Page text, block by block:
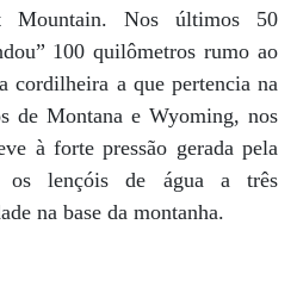
Mountain. Nos últimos 50
100 quilômetros rumo ao
cordilheira a que pertencia na
de Montana e Wyoming, nos
à forte pressão gerada pela
os lençóis de água a três
na base da montanha.